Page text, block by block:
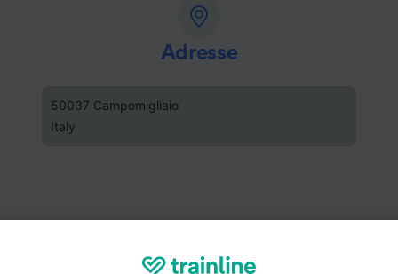
Adresse
50037 Campomigliaio
Italy